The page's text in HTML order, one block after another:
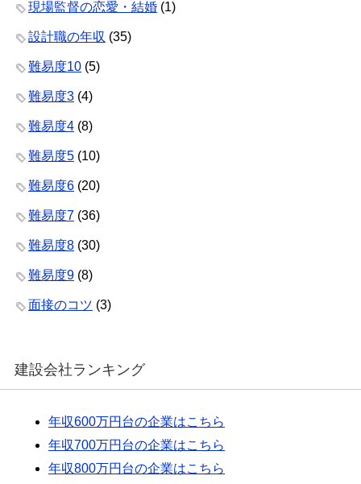
現場監督の恋愛・結婚 (1)
設計職の年収 (35)
難易度10 (5)
難易度3 (4)
難易度4 (8)
難易度5 (10)
難易度6 (20)
難易度7 (36)
難易度8 (30)
難易度9 (8)
面接のコツ (3)
建設会社ランキング
年収600万円台の企業はこちら
年収700万円台の企業はこちら
年収800万円台の企業はこちら